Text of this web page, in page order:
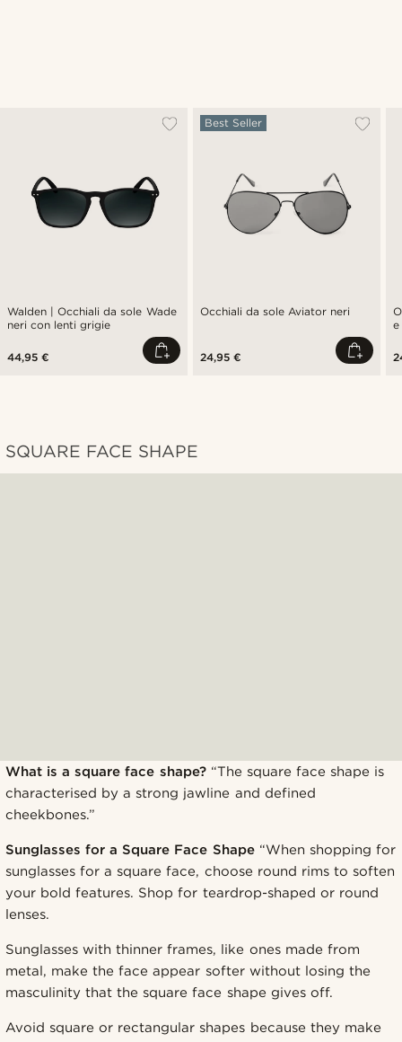
Walden | Occhiali da sole Wade
neri con lenti grigie
44,95 €
Occhiali da sole Aviator neri
Best Seller
24,95 €
e
SQUARE FACE SHAPE
What is a square face shape?“The square face shape is
characterised by a strong jawline and defined
cheekbones.”
Sunglasses for a Square Face Shape“When shopping for
sunglasses for a square face, choose round rims to soften
your bold features. Shop for teardrop-shaped or round
lenses.
Sunglasses with thinner frames, like ones made from
metal, make the face appear softer without losing the
masculinity that the square face shape gives off.
Avoid square or rectangular shapes because they make